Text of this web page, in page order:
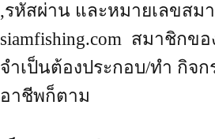
,รหัสผ่าน และหมายเลขสม
siamfishing.com สมาชิก
จำเป็นต้องประกอบ/ทำ กิจ
อาชีพก็ตาม